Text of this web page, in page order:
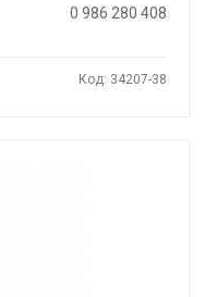
0 986 280 408
Код: 34207-38